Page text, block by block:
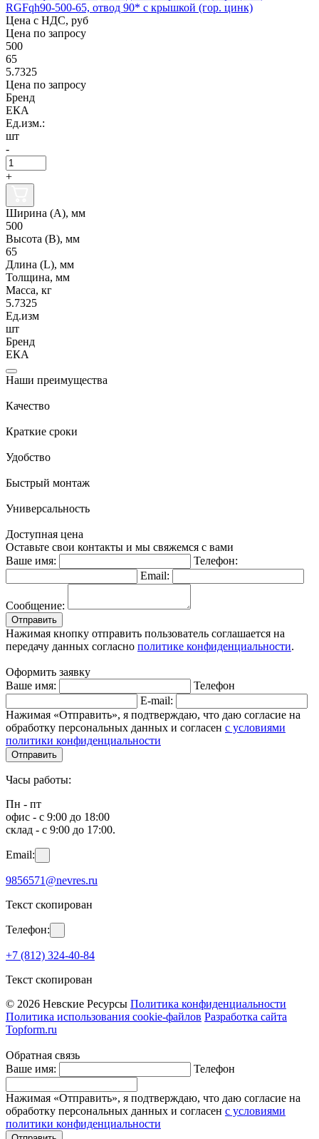
RGFqh90-500-65, отвод 90* с крышкой (гор. цинк)
Цена с НДС, руб
Цена по запросу
500
65
5.7325
Цена по запросу
Бренд
ЕКА
Ед.изм.:
шт
-
+
Ширина (А), мм
500
Высота (В), мм
65
Длина (L), мм
Толщина, мм
Масса, кг
5.7325
Ед.изм
шт
Бренд
ЕКА
Наши преимущества
Качество
Краткие сроки
Удобство
Быстрый монтаж
Универсальность
Доступная цена
Оставьте свои контакты и мы свяжемся с вами
Ваше имя:
Телефон:
Email:
Сообщение:
Отправить
Нажимая кнопку отправить пользователь соглашается на
передачу данных согласно политике конфиденциальности.
Оформить заявку
Ваше имя:
Телефон
E-mail:
Нажимая «Отправить», я подтверждаю, что даю согласие на
обработку персональных данных и согласен с условиями
политики конфиденциальности
Отправить
Часы работы:
Пн - пт
офис - с 9:00 до 18:00
склад - с 9:00 до 17:00.
Email:
9856571@nevres.ru
Текст скопирован
Телефон:
+7 (812) 324-40-84
Текст скопирован
© 2026 Невские Ресурсы Политика конфиденциальности
Политика использования cookie-файлов Разработка сайта
Topform.ru
Обратная связь
Ваше имя:
Телефон
Нажимая «Отправить», я подтверждаю, что даю согласие на
обработку персональных данных и согласен с условиями
политики конфиденциальности